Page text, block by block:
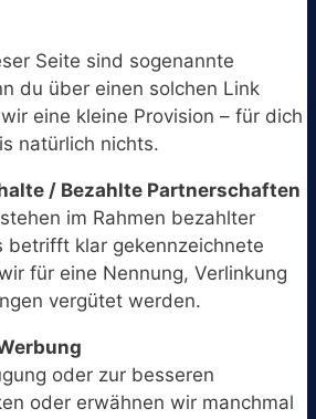
Seite sind sogenannte
du über einen solchen Link
eine kleine Provision – für dich
natürlich nichts.
/ Bezahlte Partnerschaften
im Rahmen bezahlter
betrifft klar gekennzeichnete
für eine Nennung, Verlinkung
vergütet werden.
oder zur besseren
oder erwähnen wir manchmal